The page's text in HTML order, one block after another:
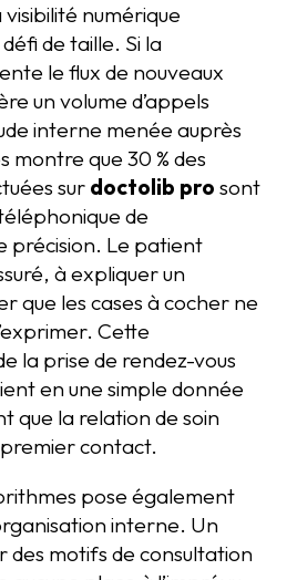
numérique
de taille. Si la
le flux de nouveaux
un volume d’appels
interne menée auprès
montre que 30 % des
sur doctolib pro sont
de
précision. Le patient
à expliquer un
que les cases à cocher ne
Cette
la prise de rendez-vous
en une simple donnée
que la relation de soin
contact.
pose également
interne. Un
des motifs de consultation